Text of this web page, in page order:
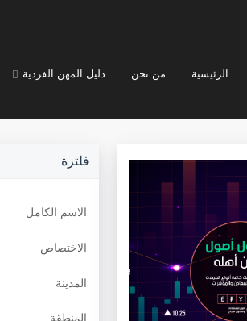
الرئيسية من نحن دليل المهن الفردية
فلترة
الاسم الكامل
الاختصاص
المدينة